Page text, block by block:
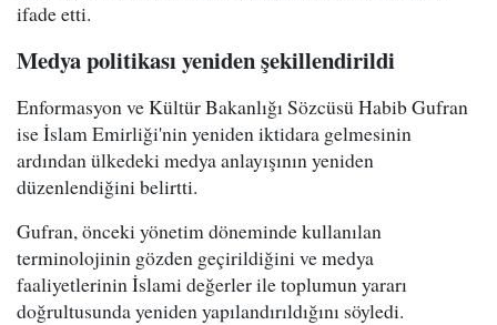
ifade etti.
Medya politikası yeniden şekillendirildi
Enformasyon ve Kültür Bakanlığı Sözcüsü Habib Gufran
ise İslam Emirliği'nin yeniden iktidara gelmesinin
ardından ülkedeki medya anlayışının yeniden
düzenlendiğini belirtti.
Gufran, önceki yönetim döneminde kullanılan
terminolojinin gözden geçirildiğini ve medya
faaliyetlerinin İslami değerler ile toplumun yararı
doğrultusunda yeniden yapılandırıldığını söyledi.